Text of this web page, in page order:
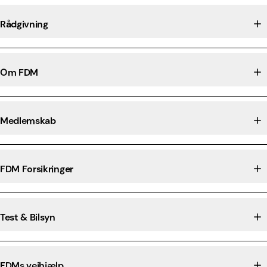
Rådgivning
Om FDM
Medlemskab
FDM Forsikringer
Test & Bilsyn